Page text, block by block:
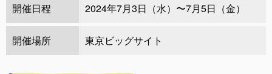
開催日程 2024年7月3日（水）〜7月5日（金）
開催場所 東京ビッグサイト